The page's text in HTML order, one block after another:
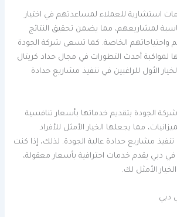
استشارية للعملاء لمساعدتهم في اختيار
لمشاريعهم، مما يضمن تحقيق النتائج
واحتياجاتهم الخاصة. كما تسعى شركة الجودة
لمواكبة أحدث التطورات في مجال حداد كريتال
الأول للراغبين في تنفيذ مشاريع حدادة
الجودة بتقديم خدماتها بأسعار تنافسية
مما يجعلها الخيار الأمثل للأفراد
مشاريع حدادة عالية الجودة. لذلك، إذا كنت
دبي يقدم خدمات احترافية بأسعار معقولة،
الأمثل لك.
دبي